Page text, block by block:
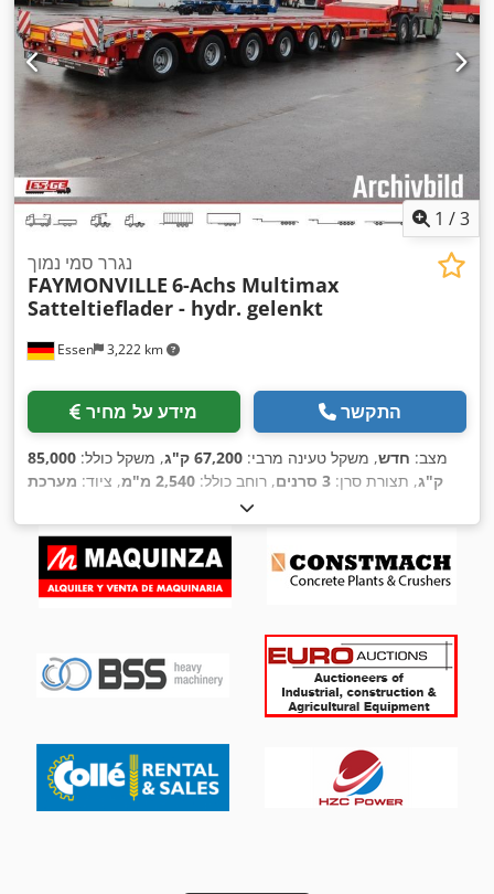
1 /3
Essen 3,222 km
נגרר סמי נמוך
FAYMONVILLE 6-Achs Multimax
Satteltieflader - hydr. gelenkt
מידע על מחיר התקשר
מצב: חדש, משקל טעינה מרבי: 67,200 ק"ג , משקל כולל: 85,000
ק"ג, תצורת סרן: 3 סרנים , רוחב כולל: 2,540 מ"מ , ציוד: מערכת